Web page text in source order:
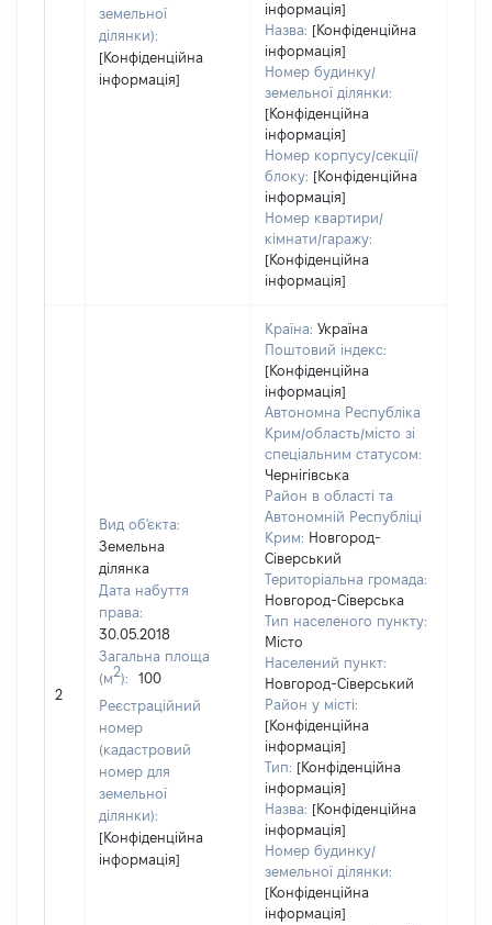
земельної
ділянки):
[Конфіденційна
інформація]
інформація]
Назва: [Конфіденційна
інформація]
Номер будинку/
земельної ділянки:
[Конфіденційна
інформація]
Номер корпусу/секції/
блоку: [Конфіденційна
інформація]
Номер квартири/
кімнати/гаражу:
[Конфіденційна
інформація]
2
Вид об'єкта:
Земельна
ділянка
Дата набуття
права:
30.05.2018
Загальна площа
(м2):
100
Реєстраційний
номер
(кадастровий
номер для
земельної
ділянки):
[Конфіденційна
інформація]
Країна: Україна
Поштовий індекс:
[Конфіденційна
інформація]
Автономна Республіка
Крим/область/місто зі
спеціальним статусом:
Чернігівська
Район в області та
Автономній Республіці
Крим: Новгород-
Сіверський
Територіальна громада:
Новгород-Сіверська
Тип населеного пункту:
Місто
Населений пункт:
Новгород-Сіверський
Район у місті:
[Конфіденційна
інформація]
Тип: [Конфіденційна
інформація]
Назва: [Конфіденційна
інформація]
Номер будинку/
земельної ділянки:
[Конфіденційна
інформація]